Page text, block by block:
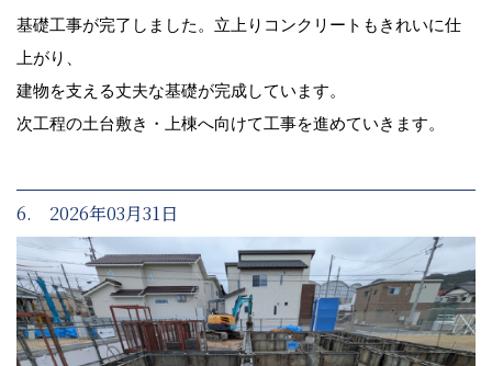
基礎工事が完了しました。立上りコンクリートもきれいに仕
上がり、
建物を支える丈夫な基礎が完成しています。
次工程の土台敷き・上棟へ向けて工事を進めていきます。
6. 2026年03月31日